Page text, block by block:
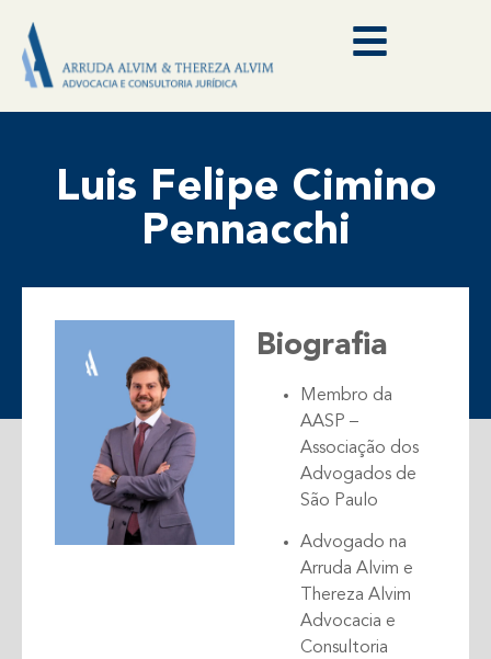
Luis Felipe Cimino
Pennacchi
Biografia
Membro da
AASP –
Associação dos
Advogados de
São Paulo
Advogado na
Arruda Alvim e
Thereza Alvim
Advocacia e
Consultoria